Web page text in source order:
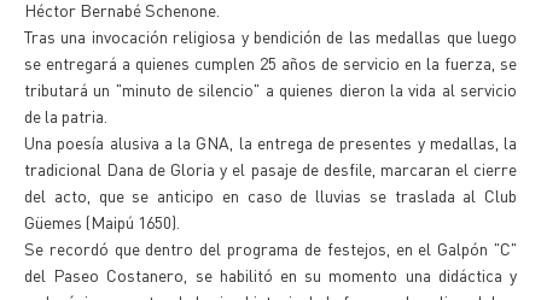
Héctor Bernabé Schenone.
Tras una invocación religiosa y bendición de las medallas que luego
se entregará a quienes cumplen 25 años de servicio en la fuerza, se
tributará un "minuto de silencio" a quienes dieron la vida al servicio
de la patria.
Una poesía alusiva a la GNA, la entrega de presentes y medallas, la
tradicional Dana de Gloria y el pasaje de desfile, marcaran el cierre
del acto, que se anticipo en caso de lluvias se traslada al Club
Güemes (Maipú 1650).
Se recordó que dentro del programa de festejos, en el Galpón "C"
del Paseo Costanero, se habilitó en su momento una didáctica y